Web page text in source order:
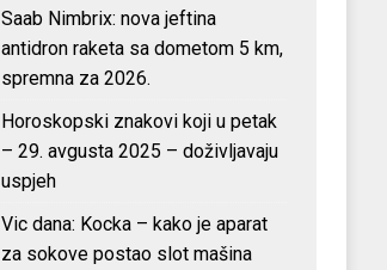
Saab Nimbrix: nova jeftina
antidron raketa sa dometom 5 km,
spremna za 2026.
Horoskopski znakovi koji u petak
– 29. avgusta 2025 – doživljavaju
uspjeh
Vic dana: Kocka – kako je aparat
za sokove postao slot mašina